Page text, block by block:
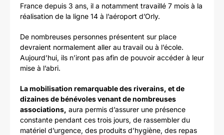
France depuis 3 ans, il a notamment travaillé 7 mois à la
réalisation de la ligne 14 à l’aéroport d’Orly.
De nombreuses personnes présentent sur place
devraient normalement aller au travail ou à l’école.
Aujourd’hui, ils n’iront pas afin de pouvoir accéder à leur
mise à l’abri.
La mobilisation remarquable des riverains, et de
dizaines de bénévoles venant de nombreuses
associations, aura permis d’assurer une présence
constante pendant ces trois jours, de rassembler du
matériel d’urgence, des produits d’hygiène, des repas